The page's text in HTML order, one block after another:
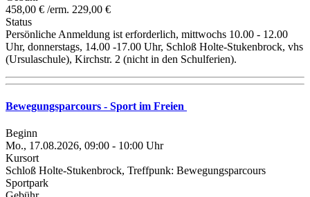
458,00 € /erm. 229,00 €
Status
Persönliche Anmeldung ist erforderlich, mittwochs 10.00 - 12.00
Uhr, donnerstags, 14.00 -17.00 Uhr, Schloß Holte-Stukenbrock, vhs
(Ursulaschule), Kirchstr. 2 (nicht in den Schulferien).
Bewegungsparcours - Sport im Freien
Beginn
Mo., 17.08.2026, 09:00 - 10:00 Uhr
Kursort
Schloß Holte-Stukenbrock, Treffpunk: Bewegungsparcours
Sportpark